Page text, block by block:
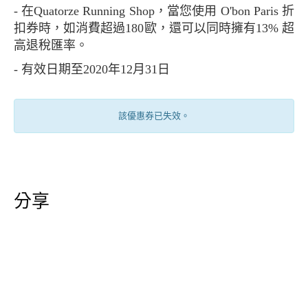
- 在Quatorze Running Shop，當您使用 O'bon Paris 折
扣券時，如消費超過180歐，還可以同時擁有13% 超
高退稅匯率。
- 有效日期至2020年12月31日
該優惠券已失效。
分享